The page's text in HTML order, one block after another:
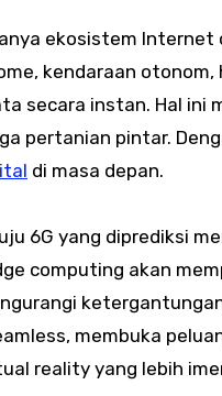
ekosistem Internet
kendaraan otonom,
secara instan. Hal ini
pertanian pintar.
di masa depan.
6G yang diprediksi
computing akan
membuka
reality yang lebih